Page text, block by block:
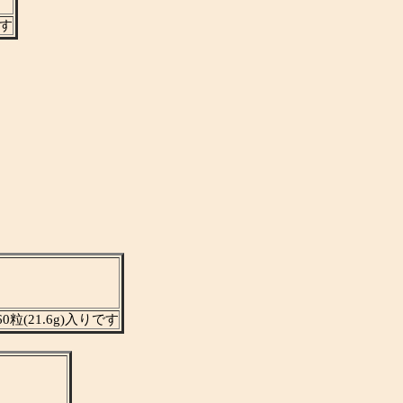
(21.6g)入りです